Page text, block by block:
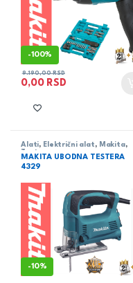
-100%
0,00 RSD
9.190,00RSD
Alati, Električni alat , Makita,
Testere -
udodne/lanačane/univerzalne
MAKITA UBODNA TESTERA
4329
-10%